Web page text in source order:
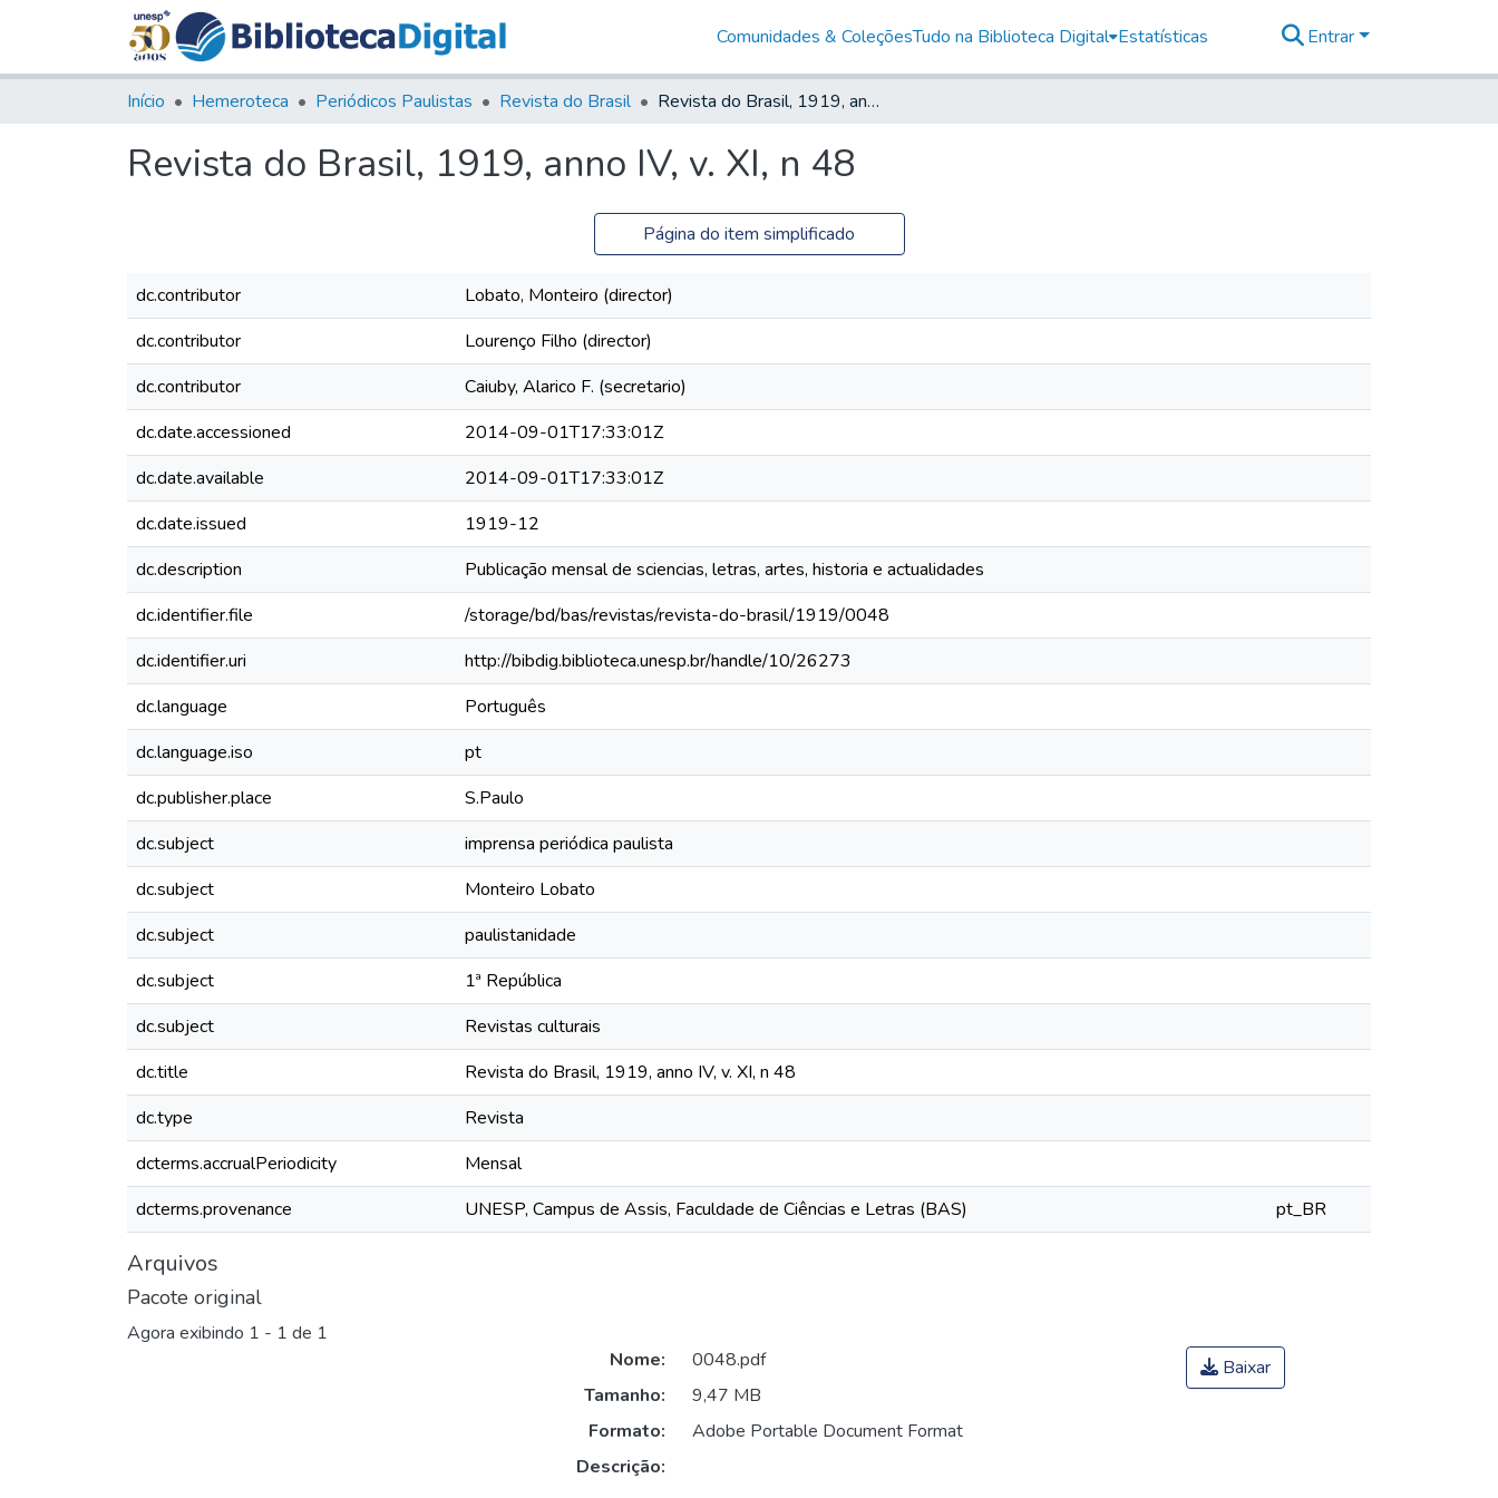
Comunidades & ColeçõesTudo na Biblioteca Digital Estatísticas Entrar
Início Hemeroteca Periódicos Paulistas Revista do Brasil Revista do Brasil, 1919, anno IV, v. XI, n 48
Revista do Brasil, 1919, anno IV, v. XI, n 48
Página do item simplificado
dc.contributor
Lobato, Monteiro (director)
dc.contributor
Lourenço Filho (director)
dc.contributor
Caiuby, Alarico F. (secretario)
dc.date.accessioned
2014-09-01T17:33:01Z
dc.date.available
2014-09-01T17:33:01Z
dc.date.issued
1919-12
dc.description
Publicação mensal de sciencias, letras, artes, historia e actualidades
dc.identifier.file
/storage/bd/bas/revistas/revista-do-brasil/1919/0048
dc.identifier.uri
http://bibdig.biblioteca.unesp.br/handle/10/26273
dc.language
Português
dc.language.iso
pt
dc.publisher.place
S.Paulo
dc.subject
imprensa periódica paulista
dc.subject
Monteiro Lobato
dc.subject
paulistanidade
dc.subject
1ª República
dc.subject
Revistas culturais
dc.title
Revista do Brasil, 1919, anno IV, v. XI, n 48
dc.type
Revista
dcterms.accrualPeriodicity
Mensal
dcterms.provenance
UNESP, Campus de Assis, Faculdade de Ciências e Letras (BAS) pt_BR
Arquivos
Pacote original
Agora exibindo 1 - 1 de 1
Nome:
0048.pdf
Tamanho:
9,47 MB
Formato:
Adobe Portable Document Format
Descrição:
Baixar